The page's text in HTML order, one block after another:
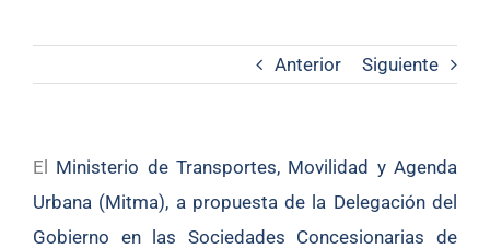
Anterior Siguiente
El Ministerio de Transportes, Movilidad y Agenda
Urbana (Mitma), a propuesta de la Delegación del
Gobierno en las Sociedades Concesionarias de